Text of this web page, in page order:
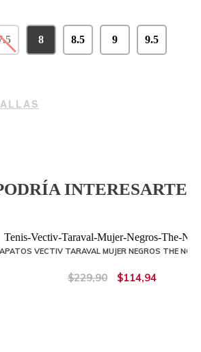
8 8.5 9 9.5
INTERESARTE
50%
TARAVAL MUJER NEGROS THE NORTH FACE
$114,94